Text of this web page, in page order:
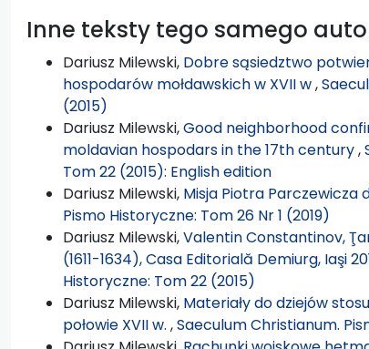
Inne teksty tego samego
Dariusz Milewski, Dobre sąsiedztwo
hospodarów mołdawskich w XVII w,
(2015)
Dariusz Milewski,Good neighborhood
moldavian hospodars in the 17th century,
Tom 22 (2015): English edition
Dariusz Milewski, Misja Piotra Parczewicza
Pismo Historyczne: Tom 26 Nr 1 (2019)
Dariusz Milewski,Valentin Constantinov,
(1611-1634), Casa Editorială Demiurg, Iaşi
Historyczne: Tom 22 (2015)
Dariusz Milewski, Materiały do dziejów
połowie XVII w. ,Saeculum Christianum.